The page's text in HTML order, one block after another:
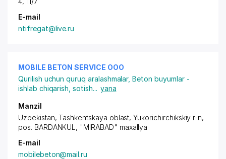
E-mail
ntifregat@live.ru
MOBILE BETON SERVICE ООО
Qurilish uchun quruq aralashmalar,Beton buyumlar -
ishlab chiqarish, sotish... yana
Manzil
Uzbekistan, Tashkentskaya oblast, Yukorichirchikskiy r-n,
pos. BARDANKUL , "MIRABAD" maxallya
E-mail
mobilebeton@mail.ru